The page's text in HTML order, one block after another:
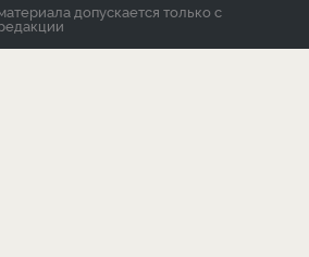
допускается только с